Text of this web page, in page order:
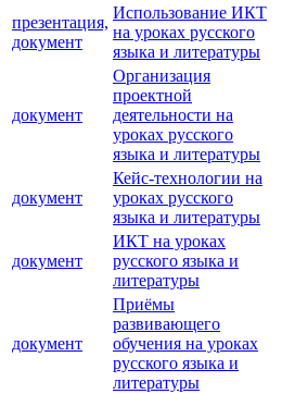
презентация,
документ
Использование ИКТ
на уроках русского
языка и литературы
документ
Организация
проектной
деятельности на
уроках русского
языка и литературы
документ
Кейс-технологии на
уроках русского
языка и литературы
документ
ИКТ на уроках
русского языка и
литературы
документ
Приёмы
развивающего
обучения на уроках
русского языка и
литературы